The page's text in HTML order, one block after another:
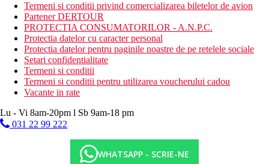
Termeni si conditii privind comercializarea biletelor de avion
Partener DERTOUR
PROTECTIA CONSUMATORILOR - A.N.P.C.
Protectia datelor cu caracter personal
Protectia datelor pentru paginile noastre de pe retelele sociale
Setari confidentialitate
Termeni si conditii
Termeni si conditii pentru utilizarea voucherului cadou
Vacante in rate
Lu - Vi 8am-20pm l Sb 9am-18 pm
031 22 99 222
WHATSAPP - SCRIE-NE